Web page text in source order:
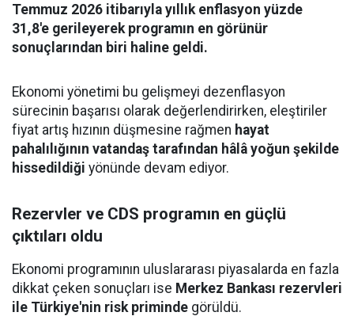
Temmuz 2026 itibarıyla yıllık enflasyon yüzde
31,8'e gerileyerek programın en görünür
sonuçlarından biri haline geldi.
Ekonomi yönetimi bu gelişmeyi dezenflasyon
sürecinin başarısı olarak değerlendirirken, eleştiriler
fiyat artış hızının düşmesine rağmen hayat
pahalılığının vatandaş tarafından hâlâ yoğun şekilde
hissedildiği yönünde devam ediyor.
Rezervler ve CDS programın en güçlü
çıktıları oldu
Ekonomi programının uluslararası piyasalarda en fazla
dikkat çeken sonuçları ise Merkez Bankası rezervleri
ile Türkiye'nin risk priminde görüldü.